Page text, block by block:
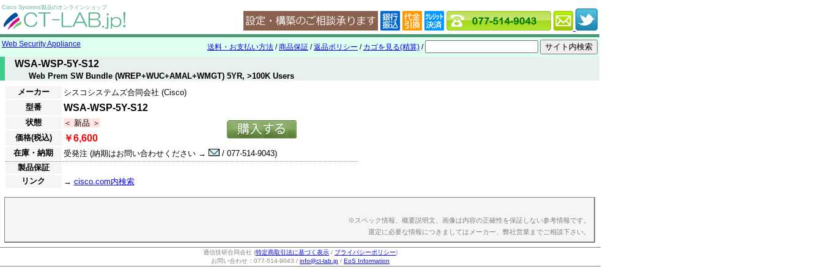
Cisco Systems製品のオンラインショップ
Web Security Appliance 送料・お支払い方法 /商品保証 /返品ポリシー / カゴを見る(精算) /
WSA-WSP-5Y-S12
Web Prem SW Bundle (WREP+WUC+AMAL+WMGT) 5YR, >100K Users
メーカー
シスコシステムズ合同会社 (Cisco)
型番
WSA-WSP-5Y-S12
状態
＜ 新品 ＞
価格(税込)
￥6,600
在庫・納期 受発注 (納期はお問い合わせください →
/ 077-514-9043)
製品保証
リンク
→ cisco.com内検索
※スペック情報、概要説明文、画像は内容の正確性を保証しない参考情報です。
選定に必要な情報につきましてはメーカー、弊社営業までご相談下さい。
通信技研合同会社 (特定商取引法に基づく表示 / プライバシーポリシー)
お問い合わせ：077-514-9043 / info@ct-lab.jp / EoS Information